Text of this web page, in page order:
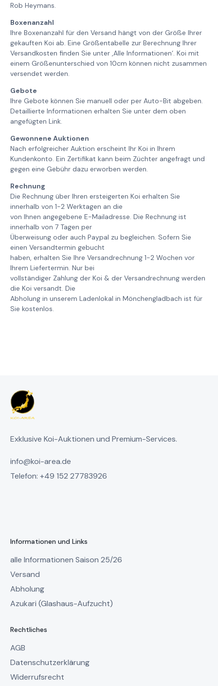
Rob Heymans.
Boxenanzahl
Ihre Boxenanzahl für den Versand hängt von der Größe Ihrer
gekauften Koi ab. Eine Größentabelle zur Berechnung Ihrer
Versandkosten finden Sie unter ‚Alle Informationen‘. Koi mit
einem Größenunterschied von 10cm können nicht zusammen
versendet werden.
Gebote
Ihre Gebote können Sie manuell oder per Auto-Bit abgeben.
Detaillierte Informationen erhalten Sie unter dem oben
angefügten Link.
Gewonnene Auktionen
Nach erfolgreicher Auktion erscheint Ihr Koi in Ihrem
Kundenkonto. Ein Zertifikat kann beim Züchter angefragt und
gegen eine Gebühr dazu erworben werden.
Rechnung
Die Rechnung über Ihren ersteigerten Koi erhalten Sie
innerhalb von 1-2 Werktagen an die
von Ihnen angegebene E-Mailadresse. Die Rechnung ist
innerhalb von 7 Tagen per
Überweisung oder auch Paypal zu begleichen. Sofern Sie
einen Versandtermin gebucht
haben, erhalten Sie Ihre Versandrechnung 1-2 Wochen vor
Ihrem Liefertermin. Nur bei
vollständiger Zahlung der Koi & der Versandrechnung werden
die Koi versandt. Die
Abholung in unserem Ladenlokal in Mönchengladbach ist für
Sie kostenlos.
Exklusive Koi-Auktionen und Premium-Services.
info@koi-area.de
Telefon: +49 152 27783926
Informationen und Links
alle Informationen Saison 25/26
Versand
Abholung
Azukari (Glashaus-Aufzucht)
Rechtliches
AGB
Datenschutzerklärung
Widerrufsrecht